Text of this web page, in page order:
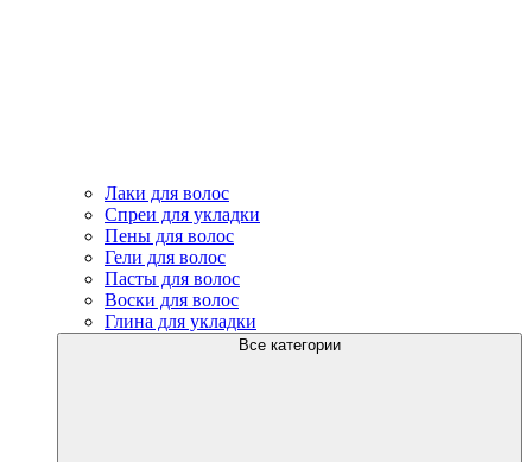
Лаки для волос
Спреи для укладки
Пены для волос
Гели для волос
Пасты для волос
Воски для волос
Глина для укладки
Все категории